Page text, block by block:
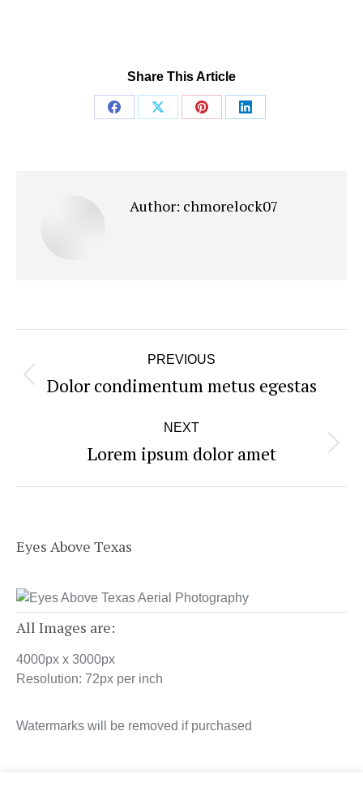
Share This Article
Share
Share
Share
Share
Author: chmorelock07
navigation
PREVIOUS
Previous
Dolor condimentum metus egestas
NEXT
Next
Lorem ipsum dolor amet
Eyes Above Texas
All Images are:
4000px x 3000px
Resolution: 72px per inch
Watermarks will be removed if purchased